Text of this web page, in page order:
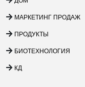
МАРКЕТИНГ ПРОДАЖ
ПРОДУКТЫ
БИОТЕХНОЛОГИЯ
КД